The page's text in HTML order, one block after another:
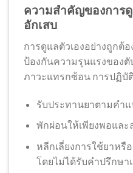
ความสำคัญของการดู
อักเสบ
การดูแลตัวเองอย่างถูกต้
ป้องกันความรุนแรงของตั
ภาวะแทรกซ้อน การปฏิบั
รับประทานยาตามคำ
พักผ่อนให้เพียงพอและ
หลีกเลี่ยงการใช้ยาหรื
โดยไม่ได้รับคำปรึกษา